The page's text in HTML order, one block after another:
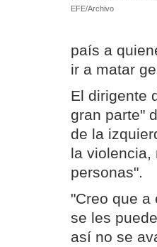
EFE/Archivo
país a
ir a matar
El dirigente
gran parte"
de la
la violencia,
personas".
"Creo que a
se les
así no se